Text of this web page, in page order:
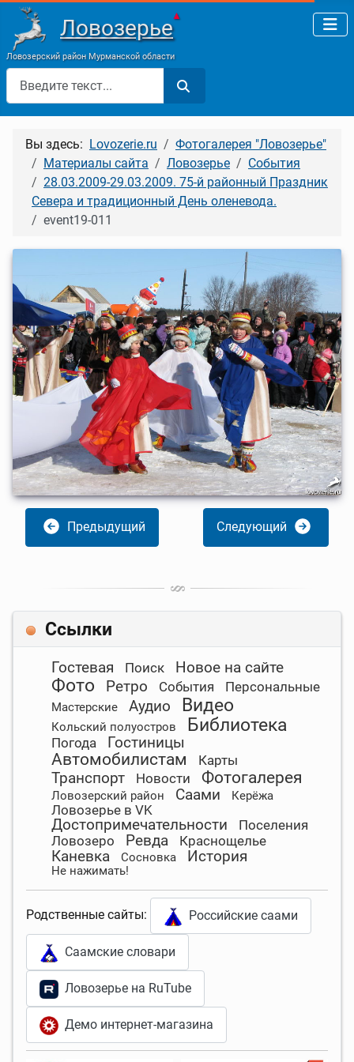
Ловозерье▲
Ловозерский район Мурманской области
Поиск
Вы здесь: Lovozerie.ru
Фотогалерея "Ловозерье"
Материалы сайта
Ловозерье
События
28.03.2009-29.03.2009. 75-й районный Праздник
Севера и традиционный День оленевода.
event19-011
Предыдущий Следующий
Ссылки
Гостевая Поиск Новое на сайте
Фото Ретро События Персональные
Мастерские Аудио Видео
Кольский полуостров Библиотека
Погода Гостиницы
Автомобилистам Карты
Транспорт Новости Фотогалерея
Ловозерский район Саами Керёжа
Ловозерье в VK
Достопримечательности
Поселения
Ловозеро
Ревда Краснощелье
Каневка Сосновка История
Не нажимать!
Родственные сайты: Российские саами
Саамские словари
Ловозерье на RuTube
Демо интернет-магазина